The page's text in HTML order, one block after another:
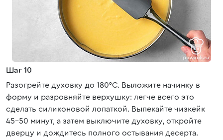
Шаг 10
Разогрейте духовку до 180°C. Выложите начинку в
форму и разровняйте верхушку: легче всего это
сделать силиконовой лопаткой. Выпекайте чизкейк
45-50 минут, а затем выключите духовку, откройте
дверцу и дождитесь полного остывания десерта.